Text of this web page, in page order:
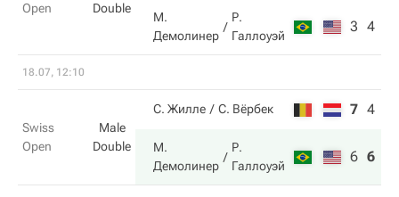
Open
Double
М.
Демолинер
Р.
Галлоуэй
3 4
18.07, 12:10
Swiss
Open
Male
Double
С. Жилле С. Вёрбек 7 4
М.
Демолинер
Р.
Галлоуэй
6 6